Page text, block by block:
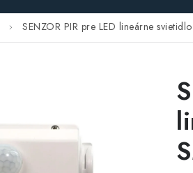
SENZOR PIR pre LED lineárne